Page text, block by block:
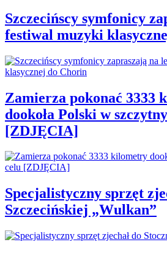
Szczecińscy symfonicy
festiwal muzyki
Zamierza pokonać 3333
dookoła Polski w
[ZDJĘCIA]
Specjalistyczny sprzęt
Szczecińskiej „Wulkan”